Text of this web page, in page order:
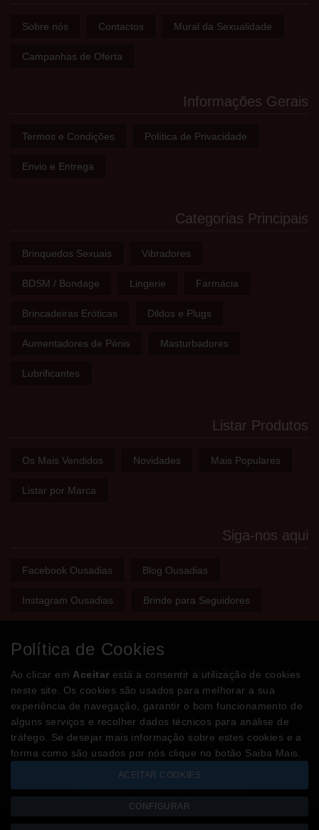
Sobre nós Contactos Mural da Sexualidade
Campanhas de Oferta
Informações Gerais
Termos e Condições Política de Privacidade
Envio e Entrega
Categorias Principais
Brinquedos Sexuais Vibradores
BDSM / Bondage Lingerie Farmácia
Brincadeiras Eróticas Dildos e Plugs
Aumentadores de Pénis Masturbadores
Lubrificantes
Listar Produtos
Os Mais Vendidos Novidades Mais Populares
Listar por Marca
Siga-nos aqui
Facebook Ousadias Blog Ousadias
Instagram Ousadias Brinde para Seguidores
Bem-vindo(a) à sua Sex Shop
A loja onde encontra tudo o que precisa para apimentar a sua
relação e tornar o sexo mais divertido, interessante e excitante!
Partilhe com os seus amigos!
Política de Cookies
Ao clicar em Aceitar está a consentir a utilização de cookies
neste site. Os cookies são usados para melhorar a sua
experiência de navegação, garantir o bom funcionamento de
alguns serviços e recolher dados técnicos para análise de
tráfego. Se desejar mais informação sobre estes cookies e a
forma como são usados por nós clique no botão Saiba Mais.
ACEITAR COOKIES
CONFIGURAR